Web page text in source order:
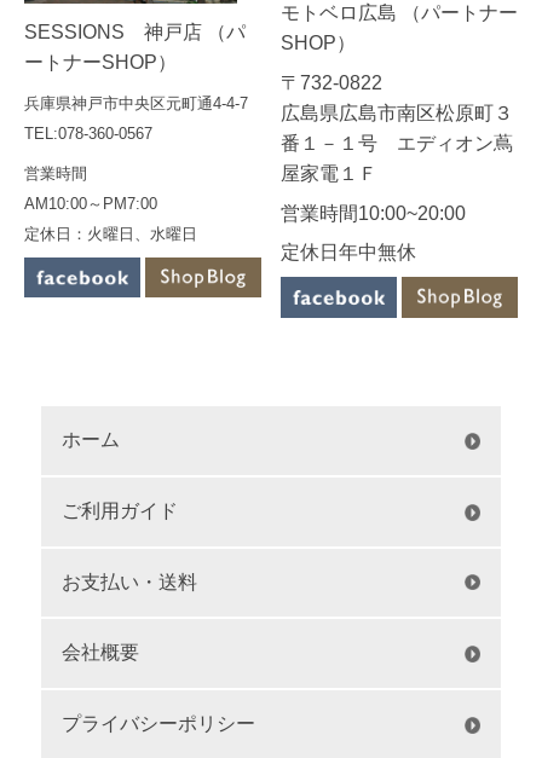
SESSIONS 神戸店 （パ
ートナーSHOP）
兵庫県神戸市中央区元町通4-4-7
TEL:078-360-0567
営業時間
AM10:00～PM7:00
定休日：火曜日、水曜日
モトベロ広島 （パートナー
SHOP）
〒732-0822
広島県広島市南区松原町３
番１－１号 エディオン蔦
屋家電１Ｆ
営業時間10:00~20:00
定休日年中無休
ホーム
ご利用ガイド
お支払い・送料
会社概要
プライバシーポリシー